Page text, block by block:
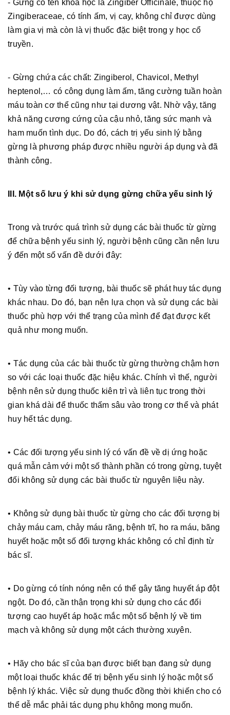
- Gừng có tên khoa học là Zingiber Officinale, thuộc họ
Zingiberaceae, có tính ấm, vị cay, không chỉ được dùng
làm gia vị mà còn là vị thuốc đặc biệt trong y học cổ
truyền.
- Gừng chứa các chất: Zingiberol, Chavicol, Methyl
heptenol,… có công dụng làm ấm, tăng cường tuần hoàn
máu toàn cơ thể cũng như tại dương vật. Nhờ vậy, tăng
khả năng cương cứng của cậu nhỏ, tăng sức mạnh và
ham muốn tình dục. Do đó, cách trị yếu sinh lý bằng
gừng là phương pháp được nhiều người áp dụng và đã
thành công.
III. Một số lưu ý khi sử dụng gừng chữa yếu sinh lý
Trong và trước quá trình sử dụng các bài thuốc từ gừng
để chữa bệnh yếu sinh lý, người bệnh cũng cần nên lưu
ý đến một số vấn đề dưới đây:
• Tùy vào từng đối tượng, bài thuốc sẽ phát huy tác dụng
khác nhau. Do đó, bạn nên lựa chọn và sử dụng các bài
thuốc phù hợp với thể trạng của mình để đạt được kết
quả như mong muốn.
• Tác dụng của các bài thuốc từ gừng thường chậm hơn
so với các loại thuốc đặc hiệu khác. Chính vì thế, người
bệnh nên sử dụng thuốc kiên trì và liên tục trong thời
gian khá dài để thuốc thấm sâu vào trong cơ thể và phát
huy hết tác dụng.
• Các đối tượng yếu sinh lý có vấn đề về dị ứng hoặc
quá mẫn cảm với một số thành phần có trong gừng, tuyệt
đối không sử dụng các bài thuốc từ nguyên liệu này.
• Không sử dụng bài thuốc từ gừng cho các đối tượng bị
chảy máu cam, chảy máu răng, bệnh trĩ, ho ra máu, băng
huyết hoặc một số đối tượng khác không có chỉ định từ
bác sĩ.
• Do gừng có tính nóng nên có thể gây tăng huyết áp đột
ngột. Do đó, cần thận trọng khi sử dụng cho các đối
tượng cao huyết áp hoặc mắc một số bệnh lý về tim
mạch và không sử dụng một cách thường xuyên.
• Hãy cho bác sĩ của bạn được biết bạn đang sử dụng
một loại thuốc khác để trị bệnh yếu sinh lý hoặc một số
bệnh lý khác. Việc sử dụng thuốc đồng thời khiến cho có
thể dễ mắc phải tác dụng phụ không mong muốn.